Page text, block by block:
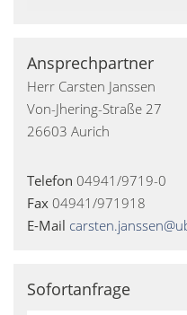
Ansprechpartner
Herr Carsten Janssen
Von-Jhering-Straße 27
26603 Aurich
Telefon 04941/9719-0
Fax 04941/971918
E-Mail
Sofortanfrage